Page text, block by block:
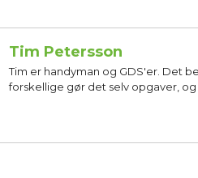
Tim Petersson
Tim er handyman og GDS'er. Det
forskellige gør det selv opgaver,